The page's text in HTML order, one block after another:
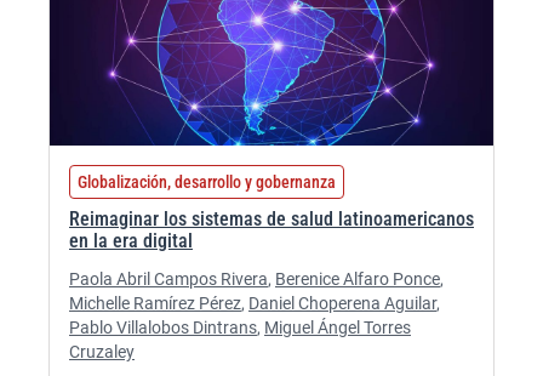
Globalización, desarrollo y gobernanza
Reimaginar los sistemas de salud latinoamericanos
en la era digital
Paola Abril Campos Rivera, Berenice Alfaro Ponce,
Michelle Ramírez Pérez, Daniel Choperena Aguilar,
Pablo Villalobos Dintrans, Miguel Ángel Torres
Cruzaley